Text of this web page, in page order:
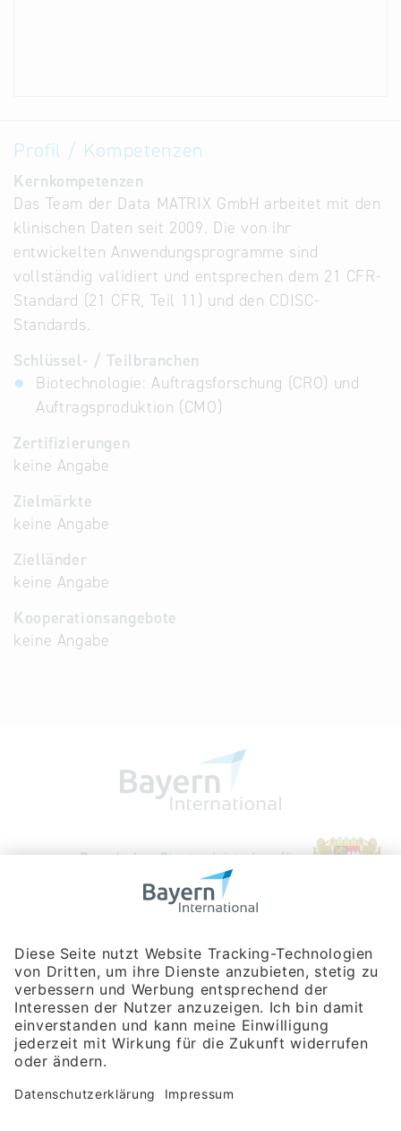
Profil / Kompetenzen
Kernkompetenzen
Das Team der Data MATRIX GmbH arbeitet mit den
klinischen Daten seit 2009. Die von ihr
entwickelten Anwendungsprogramme sind
vollständig validiert und entsprechen dem 21 CFR-
Standard (21 CFR, Teil 11) und den CDISC-
Standards.
Schlüssel- / Teilbranchen
Biotechnologie: Auftragsforschung (CRO) und
Auftragsproduktion (CMO)
Zertifizierungen
keine Angabe
Zielmärkte
keine Angabe
Zielländer
keine Angabe
Kooperationsangebote
keine Angabe
Bayerische Gesellschaft für Internationale
Rosenheimer Str. 143C
81671 München
Tel:+49 180 5949260
(Festnetz 14 ct/min, Mobil max. 42 ct/min)
Hotline
Datenschutzerklärung